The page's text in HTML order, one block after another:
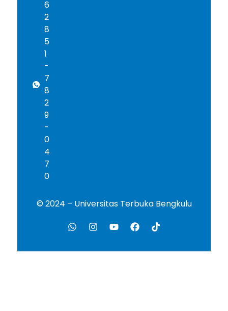
6
2
8
5
1
-
7
8
2
9
-
0
4
7
0
© 2024 – Universitas Terbuka Bengkulu